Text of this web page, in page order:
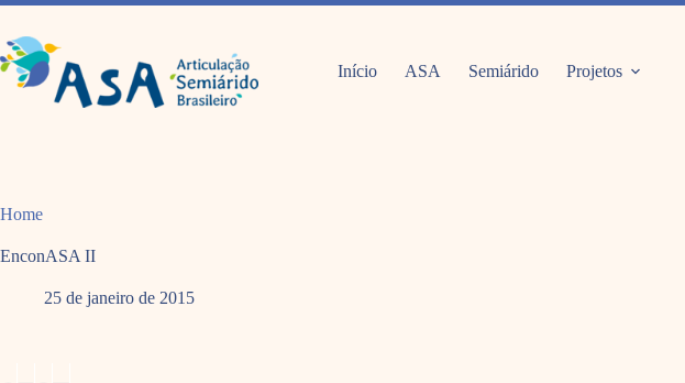
Pular
o
conteúdo
Início ASA Semiárido Projetos
Home
EnconASA II
25 de janeiro de 2015